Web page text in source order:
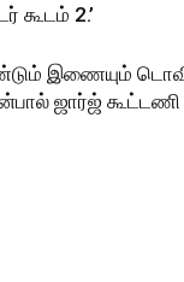
கூடம் 2.’
இணையும்
ஜார்ஜ் கூட்டணி